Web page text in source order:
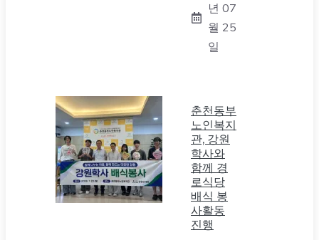
년 07
월 25
일
춘천동부
노인복지
관, 강원
학사와
함께 경
로식당
배식 봉
사활동
진행